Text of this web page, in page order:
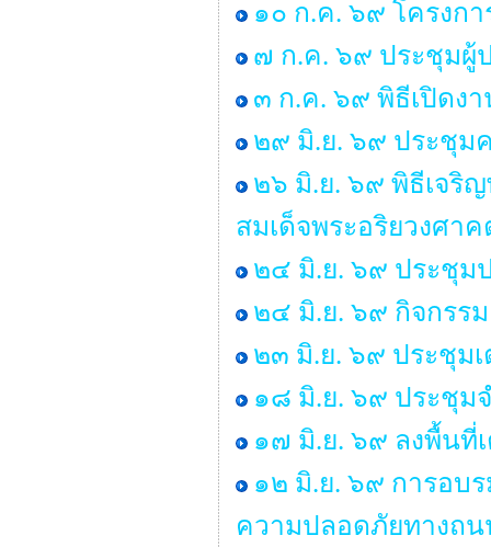
๑๐ ก.ค. ๖๙ โครงก
๗ ก.ค. ๖๙ ประชุมผู้
๓ ก.ค. ๖๙ พิธีเปิดงา
๒๙ มิ.ย. ๖๙ ประชุม
๒๖ มิ.ย. ๖๙ พิธีเจริ
สมเด็จพระอริยวงศ
๒๔ มิ.ย. ๖๙ ประชุม
๒๔ มิ.ย. ๖๙ กิจกรร
๒๓ มิ.ย. ๖๙ ประชุม
๑๘ มิ.ย. ๖๙ ประชุม
๑๗ มิ.ย. ๖๙ ลงพื้นที่
๑๒ มิ.ย. ๖๙ การอบ
ความปลอดภัยทางถ